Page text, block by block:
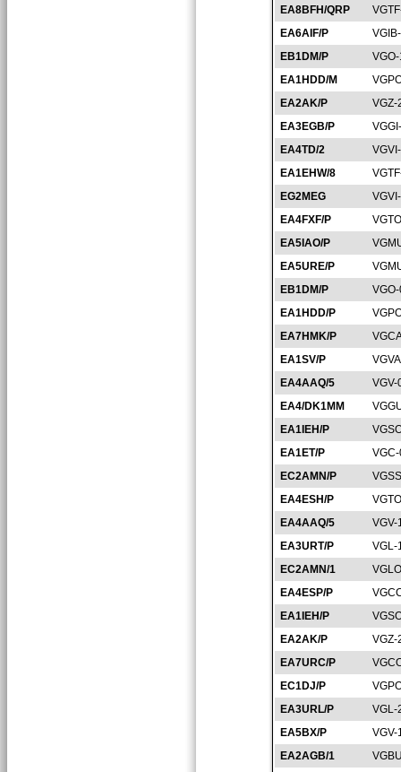
EA8BFH/QRP
EA6AIF/P
EB1DM/P
EA1HDD/M
EA2AK/P
VGZ-
EA3EGB/P
EA4TD/2
EA1EHW/8
EG2MEG
EA4FXF/P
EA5IAO/P
EA5URE/P
EB1DM/P
EA1HDD/P
EA7HMK/P
EA1SV/P
EA4AAQ/5
VGV-
EA4/DK1MM
EA1IEH/P
EA1ET/P
EC2AMN/P
EA4ESH/P
EA4AAQ/5
VGV-
EA3URT/P
VGL-
EC2AMN/1
EA4ESP/P
EA1IEH/P
EA2AK/P
VGZ-
EA7URC/P
EC1DJ/P
EA3URL/P
VGL-
EA5BX/P
VGV-
EA2AGB/1